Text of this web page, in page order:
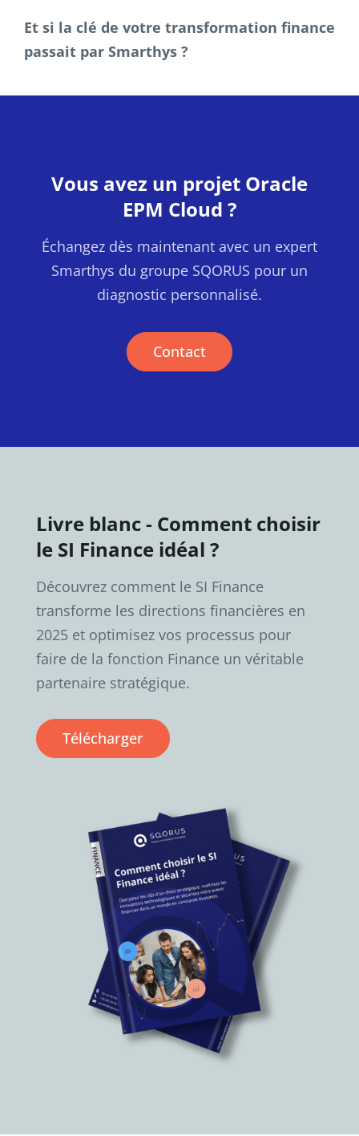
Et si la clé de votre transformation finance
passait par Smarthys ?
Vous avez un projet Oracle
EPM Cloud ?
Échangez dès maintenant avec un expert
Smarthys du groupe SQORUS pour un
diagnostic personnalisé.
Contact
Livre blanc - Comment choisir
le SI Finance idéal ?
Découvrez comment le SI Finance
transforme les directions financières en
2025 et optimisez vos processus pour
faire de la fonction Finance un véritable
partenaire stratégique.
Télécharger